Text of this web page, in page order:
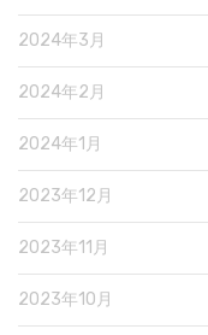
2024年3月
2024年2月
2024年1月
2023年12月
2023年11月
2023年10月